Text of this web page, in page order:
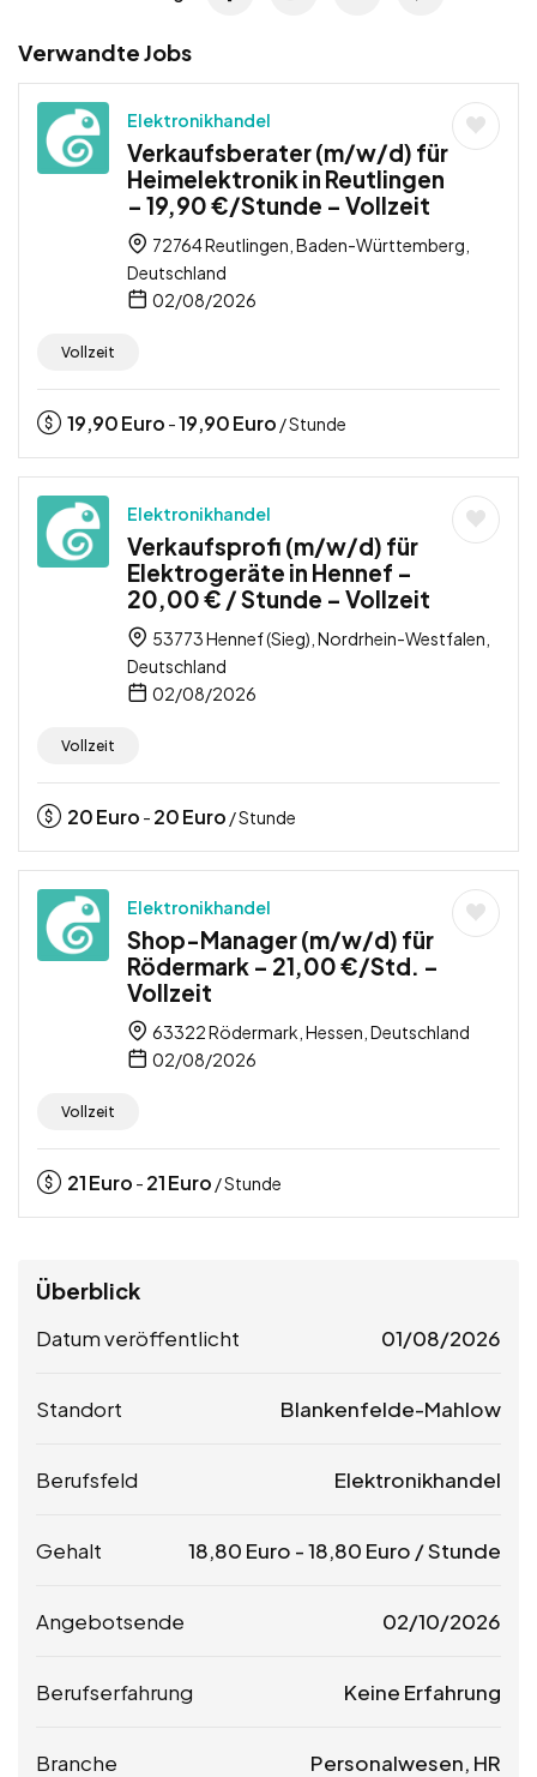
Verwandte Jobs
Elektronikhandel
Verkaufsberater (m/w/d) für
Heimelektronik in Reutlingen
– 19,90 €/Stunde – Vollzeit
72764 Reutlingen, Baden-Württemberg,
Deutschland
02/08/2026
Vollzeit
19,90Euro -19,90Euro / Stunde
Elektronikhandel
Verkaufsprofi (m/w/d) für
Elektrogeräte in Hennef –
20,00 € / Stunde – Vollzeit
53773 Hennef (Sieg), Nordrhein-Westfalen,
Deutschland
02/08/2026
Vollzeit
20Euro - 20Euro / Stunde
Elektronikhandel
Shop-Manager (m/w/d) für
Rödermark – 21,00 €/Std. –
Vollzeit
63322 Rödermark, Hessen, Deutschland
02/08/2026
Vollzeit
21Euro - 21Euro / Stunde
Überblick
Datum veröffentlicht 01/08/2026
Standort Blankenfelde-Mahlow
Berufsfeld Elektronikhandel
Gehalt 18,80 Euro -18,80 Euro / Stunde
Angebotsende 02/10/2026
Berufserfahrung Keine Erfahrung
Branche Personalwesen, HR